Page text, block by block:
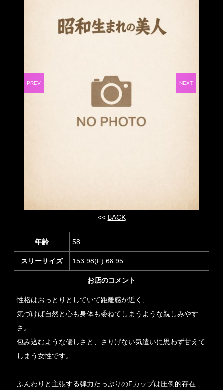
PREV NEXT
<< BACK
年齢 58
スリーサイズ 153.98(F).68.95
お店のコメント
性格はおっとりとしていて距離感が近く、
気づけば自然と心も身体も委ねてしまうような親しみやす
さ。
包み込むような優しさと、さりげない気遣いに思わず甘えて
しまう女性です。
ふんわりと主張する弾力たっぷりのFカップは圧倒的存在